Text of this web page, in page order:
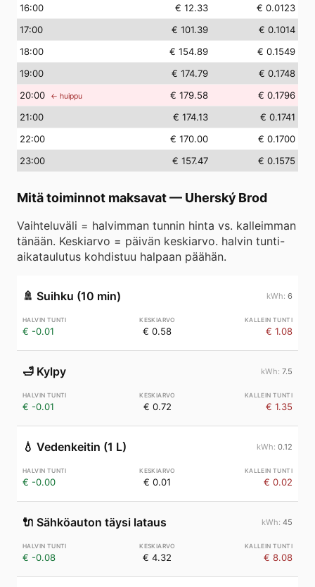
16:00 € 12.33
€ 0.0123
17:00 € 101.39
€ 0.1014
18:00 € 154.89
€ 0.1549
19:00 € 174.79
€ 0.1748
20:00 ← huippu € 179.58
€ 0.1796
21:00 € 174.13
€ 0.1741
22:00 € 170.00
€ 0.1700
23:00 € 157.47 € 0.1575
Mitä toiminnot maksavat— Uherský Brod
Vaihteluväli = halvimman tunnin hinta vs. kalleimman
tänään. Keskiarvo = päivän keskiarvo. halvin tunti-
aikataulutus kohdistuu halpaan päähän.
🚿 Suihku (10 min) 6
€ -0.01 € 0.58 € 1.08
🛁 Kylpy 7.5
€ -0.01 € 0.72 € 1.35
💧 Vedenkeitin (1 L) 0.12
€ -0.00 € 0.01 € 0.02
🔌 Sähköauton täysi lataus 45
€ -0.08 € 4.32 € 8.08